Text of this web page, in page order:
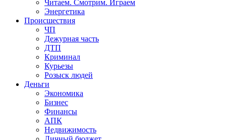
Читаем. Смотрим. Играем
Энергетика
Происшествия
ЧП
Дежурная часть
ДТП
Криминал
Курьезы
Розыск людей
Деньги
Экономика
Бизнес
Финансы
АПК
Недвижимость